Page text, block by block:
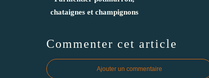
chataignes et champignons
Commenter cet article
Ajouter un commentaire